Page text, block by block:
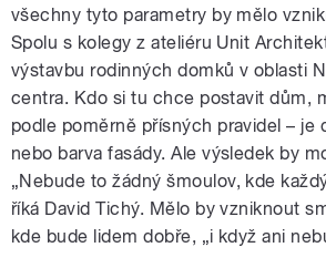
všechny tyto parametry by mělo
Spolu s kolegy z ateliéru Unit
výstavbu rodinných domků v oblasti
centra. Kdo si tu chce postavit dům,
podle poměrně přísných pravidel – je
nebo barva fasády. Ale výsledek by
„Nebude to žádný šmoulov, kde
říká David Tichý. Mělo by vzniknout
kde bude lidem dobře, „i když ani